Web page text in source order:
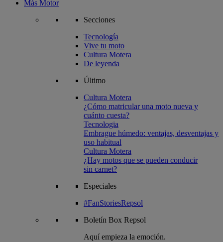
Más Motor
Secciones
Tecnología
Vive tu moto
Cultura Motera
De leyenda
Último
Cultura Motera
¿Cómo matricular una moto nueva y
cuánto cuesta?
Tecnologia
Embrague húmedo: ventajas, desventajas y
uso habitual
Cultura Motera
¿Hay motos que se pueden conducir
sin carnet?
Especiales
#FanStoriesRepsol
Boletín Box Repsol
Aquí empieza la emoción.